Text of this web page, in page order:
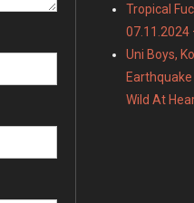
Tropical
07.11.2024
Uni Boys,
Wild At